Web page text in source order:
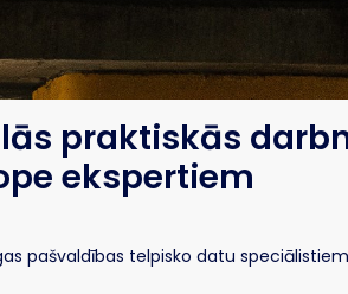
praktiskās
ekspertiem
pašvaldības telpisko datu